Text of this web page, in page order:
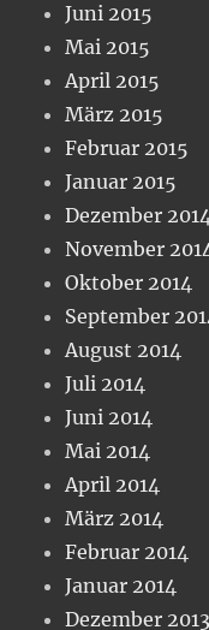
Juni 2015
Mai 2015
April 2015
März 2015
Februar 2015
Januar 2015
Dezember
November
Oktober 2014
September
August 2014
Juli 2014
Juni 2014
Mai 2014
April 2014
März 2014
Februar 2014
Januar 2014
Dezember 2013